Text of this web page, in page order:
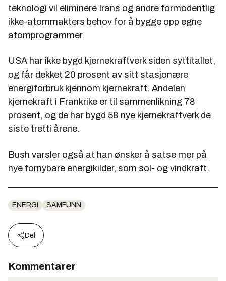
teknologi vil eliminere Irans og andre formodentlig
ikke-atommakters behov for å bygge opp egne
atomprogrammer.
USA har ikke bygd kjernekraftverk siden syttitallet,
og får dekket 20 prosent av sitt stasjonære
energiforbruk kjennom kjernekraft. Andelen
kjernekraft i Frankrike er til sammenlikning 78
prosent, og de har bygd 58 nye kjernekraftverk de
siste tretti årene.
Bush varsler også at han ønsker å satse mer på
nye fornybare energikilder, som sol- og vindkraft.
ENERGI SAMFUNN
Del
Kommentarer